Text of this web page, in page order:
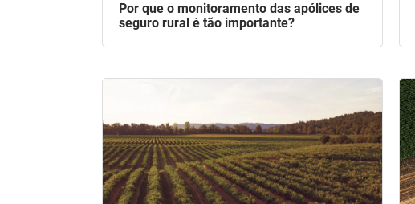
Por que o monitoramento das apólices de
seguro rural é tão importante?